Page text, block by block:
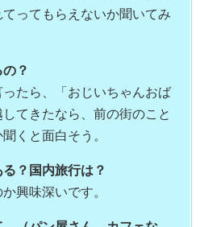
ってもらえないか聞いてみ
？
ったら、「おじいちゃんおば
てきたなら、前の街のこと
くと面白そう。
？国内旅行は？
興味深いです。